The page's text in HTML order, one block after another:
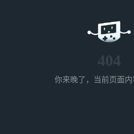
404
你来晚了，当前页面